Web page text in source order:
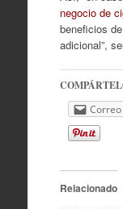
negocio de
beneficios
adicional”,
Relacionado